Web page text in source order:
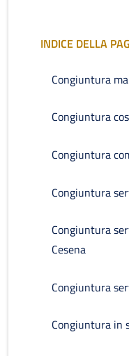
INDICE DELLA
Congiuntura
Congiuntura
Congiuntura
Congiuntura
Congiuntura
Cesena
Congiuntura
Congiuntura in